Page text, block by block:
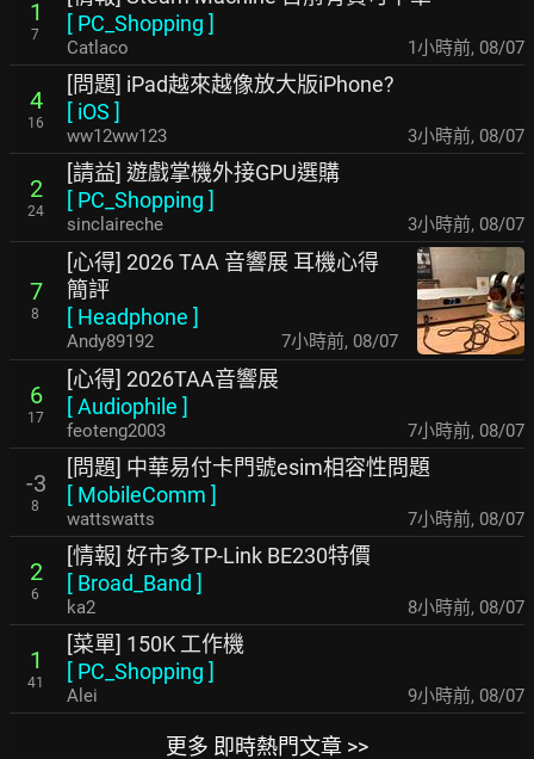
1
7
[ PC_Shopping ]
Catlaco 1小時前, 08/07
4
16
[問題] iPad越來越像放大版iPhone?
[ iOS ]
ww12ww123 3小時前, 08/07
2
24
[請益] 遊戲掌機外接GPU選購
[ PC_Shopping ]
sinclaireche 3小時前, 08/07
7
8
[心得] 2026 TAA 音響展 耳機心得
簡評
[ Headphone ]
Andy89192 7小時前, 08/07
6
17
[心得] 2026TAA音響展
[Audiophile ]
feoteng2003 7小時前, 08/07
-3
8
[問題] 中華易付卡門號esim相容性問題
[ MobileComm ]
wattswatts 7小時前, 08/07
2
6
[情報] 好市多TP-Link BE230特價
[ Broad_Band ]
ka2 8小時前, 08/07
1
41
[菜單] 150K 工作機
[ PC_Shopping ]
Alei 9小時前, 08/07
更多 即時熱門文章 >>